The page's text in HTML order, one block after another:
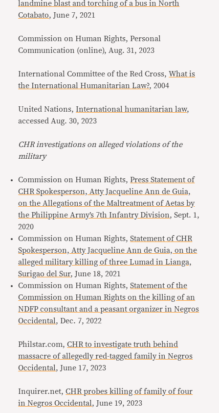
landmine blast and torching of a bus in North
Cotabato, June 7, 2021
Commission on Human Rights, Personal
Communication (online), Aug. 31, 2023
International Committee of the Red Cross,What is
the International Humanitarian Law?, 2004
United Nations,International humanitarian law,
accessed Aug. 30, 2023
CHR investigations on alleged violations of the
military
Commission on Human Rights,Press Statement of
CHR Spokesperson, Atty Jacqueline Ann de Guia,
on the Allegations of the Maltreatment of Aetas by
the Philippine Army’s 7th Infantry Division, Sept. 1,
2020
Commission on Human Rights,Statement of CHR
Spokesperson, Atty Jacqueline Ann de Guia, on the
alleged military killing of three Lumad in Lianga,
Surigao del Sur, June 18, 2021
Commission on Human Rights,Statement of the
Commission on Human Rights on the killing of an
NDFP consultant and a peasant organizer in Negros
Occidental, Dec. 7, 2022
Philstar.com,CHR to investigate truth behind
massacre of allegedly red-tagged family in Negros
Occidental, June 17, 2023
Inquirer.net,CHR probes killing of family of four
in Negros Occidental, June 19, 2023